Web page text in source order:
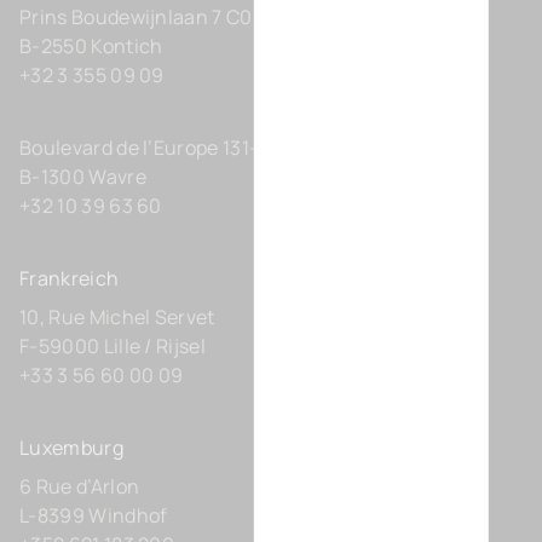
Prins Boudewijnlaan 7 C0201
B-2550 Kontich
+32 3 355 09 09
Boulevard de l’Europe 131-D21
B-1300 Wavre
+32 10 39 63 60
Frankreich
10, Rue Michel Servet
F-59000 Lille / Rijsel
+33 3 56 60 00 09
Luxemburg
6 Rue d’Arlon
L-8399 Windhof